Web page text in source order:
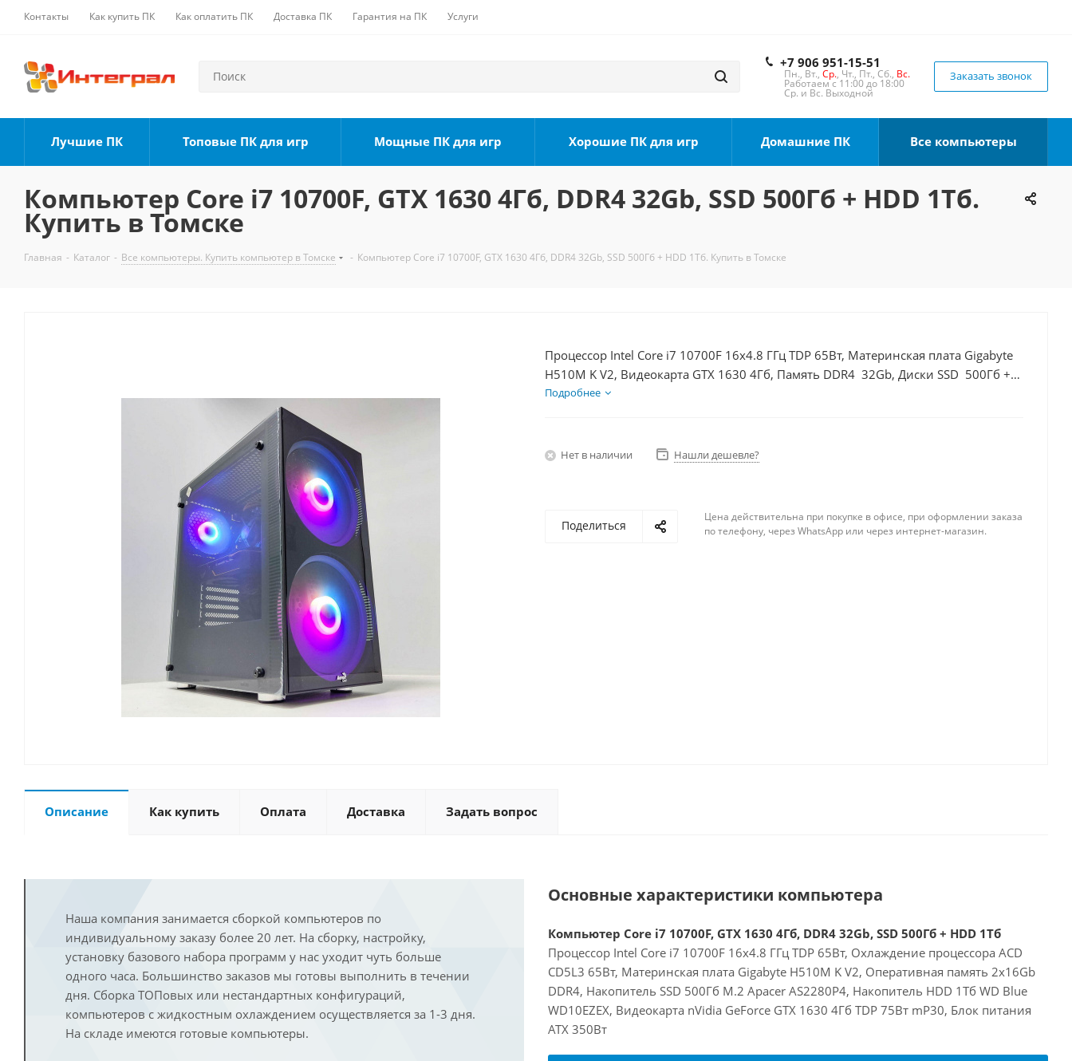
Контакты Как купить ПК Как оплатить ПК Доставка ПК Гарантия на ПК Услуги
+7 906 951-15-51
Пн., Вт., Ср., Чт., Пт., Сб., Вс.
Работаем с 11:00 до 18:00
Ср. и Вс. Выходной
Заказать звонок
Лучшие ПК Топовые ПК для игр Мощные ПК для игр Хорошие ПК для игр Домашние ПК Все компьютеры
Компьютер Core i7 10700F, GTX 1630 4Гб, DDR4 32Gb, SSD 500Гб + HDD 1Тб.
Купить в Томске
Главная - Каталог - Все компьютеры. Купить компьютер в Томске - Компьютер Core i7 10700F, GTX 1630 4Гб, DDR4 32Gb, SSD 500Гб + HDD 1Тб. Купить в Томске
Процессор Intel Core i7 10700F 16x4.8 ГГц TDP 65Вт, Материнская плата Gigabyte
H510M K V2, Видеокарта GTX 1630 4Гб, Память DDR4 32Gb, Диски SSD 500Гб +
HDD 1Тб, БП 350Вт
Подробнее
Нет в наличии Нашли дешевле?
Поделиться
Цена действительна при покупке в офисе, при оформлении заказа
по телефону, через WhatsApp или через интернет-магазин.
Описание Как купить Оплата Доставка Задать вопрос
Наша компания занимается сборкой компьютеров по
индивидуальному заказу более 20 лет. На сборку, настройку,
установку базового набора программ у нас уходит чуть больше
одного часа. Большинство заказов мы готовы выполнить в течении
дня. Сборка ТОПовых или нестандартных конфигураций,
компьютеров с жидкостным охлаждением осуществляется за 1-3 дня.
На складе имеются готовые компьютеры.
Основные характеристики компьютера
Компьютер Core i7 10700F, GTX 1630 4Гб, DDR4 32Gb, SSD 500Гб + HDD 1Тб
Процессор Intel Core i7 10700F 16x4.8 ГГц TDP 65Вт, Охлаждение процессора ACD
CD5L3 65Вт, Материнская плата Gigabyte H510M K V2, Оперативная память 2x16Gb
DDR4, Накопитель SSD 500Гб M.2 Apacer AS2280P4, Накопитель HDD 1Тб WD Blue
WD10EZEX, Видеокарта nVidia GeForce GTX 1630 4Гб TDP 75Вт mP30, Блок питания
ATX 350Вт